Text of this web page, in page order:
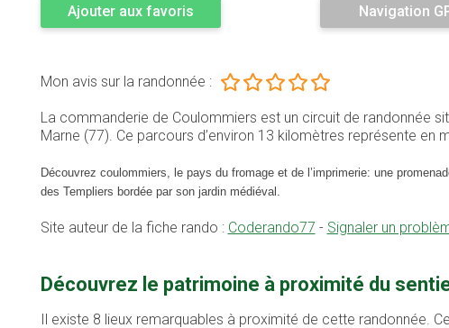
Ajouter aux favoris Navigation
Mon avis sur la randonnée :
La commanderie de Coulommiers est un circuit de randonnée
Marne (77). Ce parcours d’environ 13 kilomètres représente en
Découvrez coulommiers, le pays du fromage et de l’imprimerie: une
des Templiers bordée par son jardin médiéval.
Site auteur de la fiche rando : Coderando77 - Signaler un
Découvrez le patrimoine à proximité du
Il existe 8 lieux remarquables à proximité de cette randonnée.